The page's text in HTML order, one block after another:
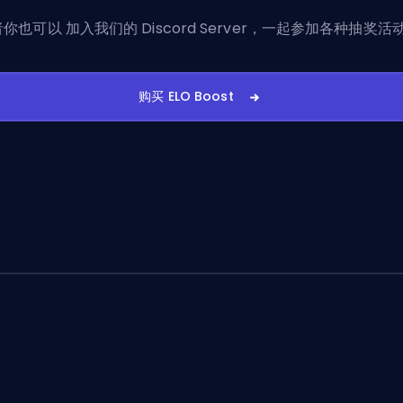
也可以 加入我们的 Discord Server ，一起参加各种抽奖活
购买 ELO Boost